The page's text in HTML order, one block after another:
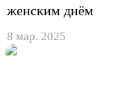
женским днём
8 мар. 2025